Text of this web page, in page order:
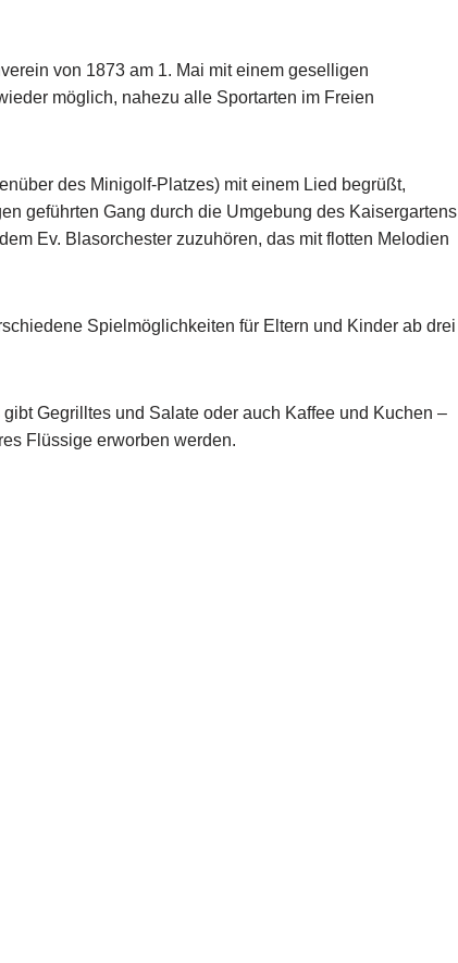
von 1873 am 1. Mai mit einem geselligen
möglich, nahezu alle Sportarten im Freien
des Minigolf-Platzes) mit einem Lied begrüßt,
geführten Gang durch die Umgebung des Kaisergartens
Ev. Blasorchester zuzuhören, das mit flotten Melodien
Spielmöglichkeiten für Eltern und Kinder ab drei
Gegrilltes und Salate oder auch Kaffee und Kuchen –
Flüssige erworben werden.